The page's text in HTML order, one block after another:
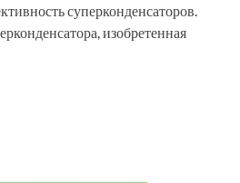
суперконденсаторов.
изобретенная